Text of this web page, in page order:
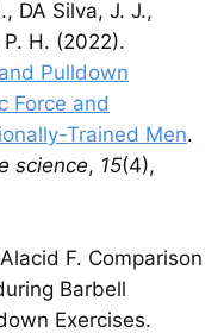
DA Silva, J. J.,
H. (2022).
Pulldown
Force and
Trained Men.
science, 15(4),
F. Comparison
Barbell
Exercises.